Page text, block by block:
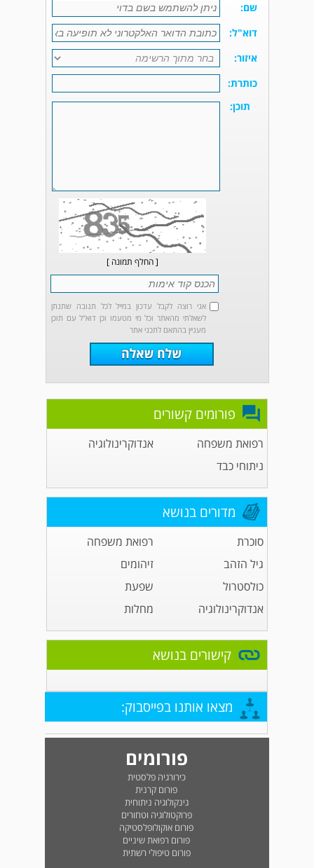
שם:
דוא"ל:
איזור:
כותרת:
תוכן:
[ החלף תמונה ]
אני רוצה לקבל עדכון במייל לכל תגובה שתנתן
לשאלתי מהאתר וכל מי מטעמו וכן דוא"ל עם תוכן
מעניין בהתאם לתכני אתר
פורומים קשורים
רפואת משפחה
אנדוקרינולוגיה
ניתוחי כבד
מדורים בנושא
סוכרת
רפואת משפחה
גיל הזהב
זיהומים
כולסטרול
שפעת
אנדוקרינולוגיה
מחלות
קישורים בנושא
מצאו אותנו בפייסבוק:
פורומים
כירורגיה פלסטית
פורום קרנית
גינקולוגיה ניתוחית
פרוקטולוגיה וטחורים
פורום אוקולופלסטיקה
פורום רפואת שיניים
פורום טיפולי רשתית